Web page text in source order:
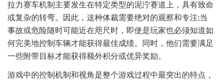
拉力赛车机制主要发生在特定类型的泥泞赛道上，具有致命
或复杂的转弯。因此，这种体裁需要绝对的观察和专注;当
事故或危险随时可能近在咫尺时，即使是玩家也必须知道如
何完美地控制车辆才能获得最佳成绩。同时，他们需要满足
一些附带目标才能获得额外积分或优异奖励。
游戏中的控制机制和视角是整个游戏过程中最突出的特点，